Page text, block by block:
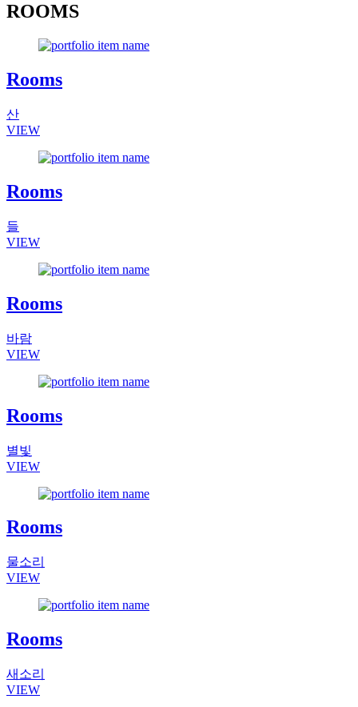
ROOMS
Rooms
산
VIEW
Rooms
들
VIEW
Rooms
바람
VIEW
Rooms
별빛
VIEW
Rooms
물소리
VIEW
Rooms
새소리
VIEW